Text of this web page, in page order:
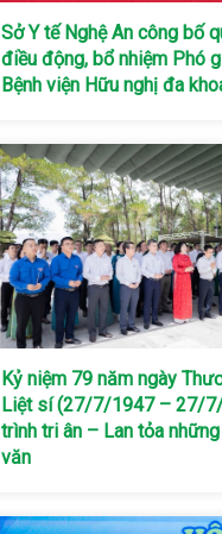
Sở Y tế Nghệ An công bố
điều động, bổ nhiệm Phó
Bệnh viện Hữu nghị đa
Kỷ niệm 79 năm ngày
Liệt sí (27/7/1947 – 27/
trình tri ân – Lan tỏa
văn